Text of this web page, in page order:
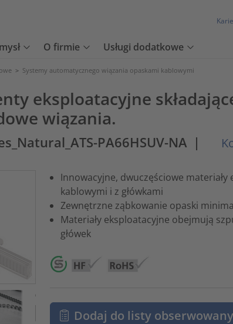
O firmie Usługi dodatkowe
> Systemy automatycznego wiązania opaskami kablowymi
eksploatacyjne
wiązania.
PA66HSUV-NA |
Innowacyjne, dwuczęściowe
kablowymi i z główkami
Zewnętrzne ząbkowanie opaski
Materiały eksploatacyjne obejmują
główek
Dodaj do listy